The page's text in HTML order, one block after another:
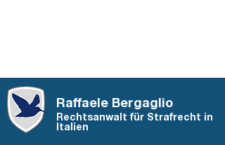
Raffaele Bergaglio
Rechtsanwalt für Strafrecht in
Italien